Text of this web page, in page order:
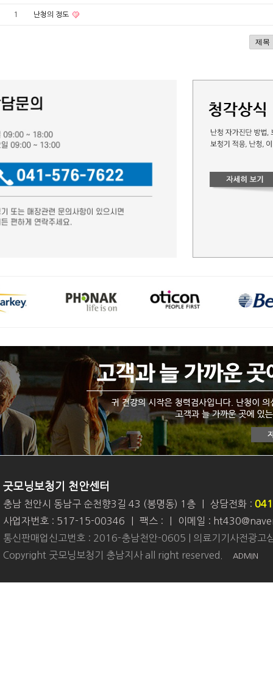
1 난청의 정도
굿모닝보청기 천안센터
충남 천안시 동남구 순천향3길 43 (봉명동) 1층 상담전화 :
사업자번호 : 517-15-00346
팩스 :
이메일 :
통신판매업신고번호 : 2016-충남천안-0605 | 의료기기사전광고
Copyright 굿모닝보청기 충남지사 all right reserved.
ADMIN